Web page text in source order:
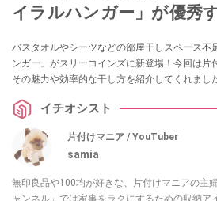
イラルハンガー」が優秀
バスタオルやシーツなどの部屋干しスペース不
ンガー」がスリーコインズに新登場！今回は片
その魅力や効率的な干し方を紹介してくれまし
イチオシスト
片付けマニア / YouTuber
samia
無印良品や100均が好きな、片付けマニアの主
ャンネル」では家事をラクにするための収納ア